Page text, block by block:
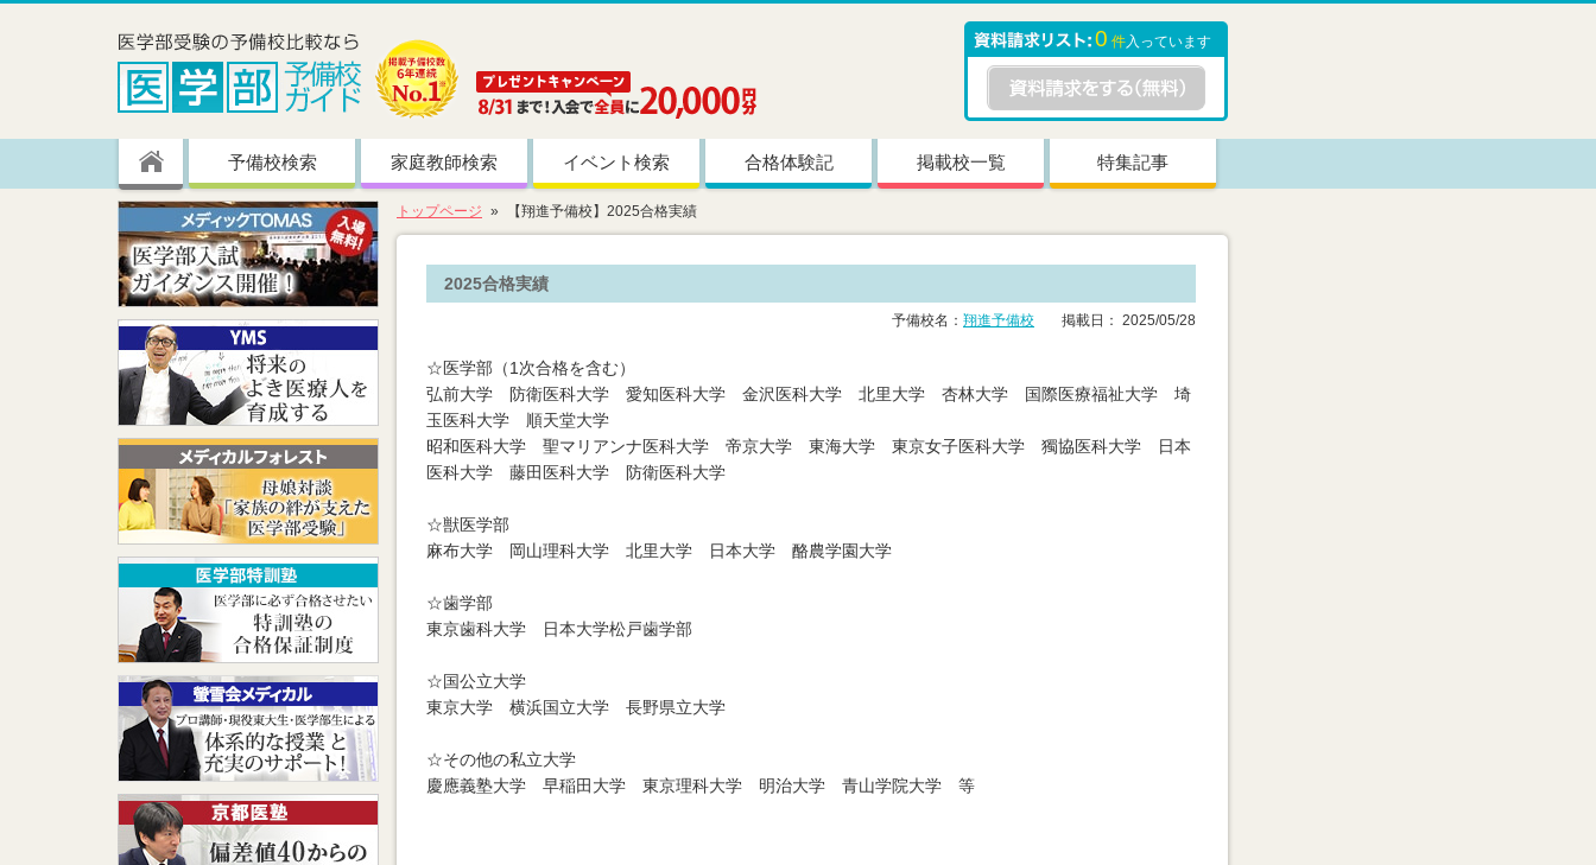
0 件入っています
予備校検索 家庭教師検索 イベント検索 合格体験記 掲載校一覧 特集記事
トップページ 【翔進予備校】2025合格実績
2025合格実績
予備校名： 翔進予備校 掲載日： 2025/05/28
☆医学部（1次合格を含む）
弘前大学 防衛医科大学 愛知医科大学 金沢医科大学 北里大学 杏林大学 国際医療福祉大学 埼
玉医科大学 順天堂大学
昭和医科大学 聖マリアンナ医科大学 帝京大学 東海大学 東京女子医科大学 獨協医科大学 日本
医科大学 藤田医科大学 防衛医科大学
☆獣医学部
麻布大学 岡山理科大学 北里大学 日本大学 酪農学園大学
☆歯学部
東京歯科大学 日本大学松戸歯学部
☆国公立大学
東京大学 横浜国立大学 長野県立大学
☆その他の私立大学
慶應義塾大学 早稲田大学 東京理科大学 明治大学 青山学院大学 等